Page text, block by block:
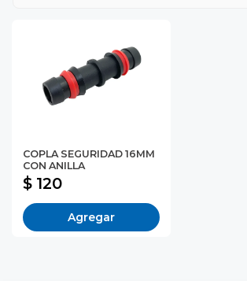
COPLA SEGURIDAD 16MM
CON ANILLA
$ 120
Agregar